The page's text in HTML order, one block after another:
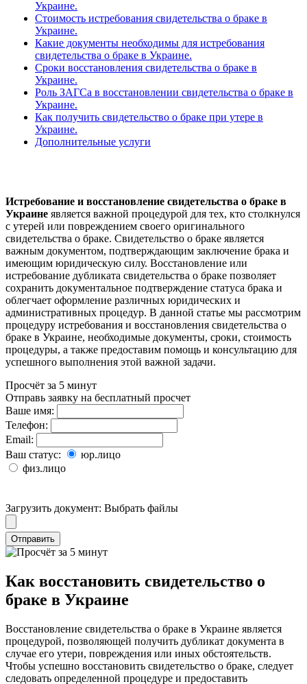
Украине.
Стоимость истребования свидетельства о браке в
Украине.
Какие документы необходимы для истребования
свидетельства о браке в Украине.
Сроки восстановления свидетельства о браке в
Украине.
Роль ЗАГСа в восстановлении свидетельства о браке в
Украине.
Как получить свидетельство о браке при утере в
Украине.
Дополнительные услуги
Истребование и восстановление свидетельства о браке в
Украине является важной процедурой для тех, кто столкнулся
с утерей или повреждением своего оригинального
свидетельства о браке. Свидетельство о браке является
важным документом, подтверждающим заключение брака и
имеющим юридическую силу. Восстановление или
истребование дубликата свидетельства о браке позволяет
сохранить документальное подтверждение статуса брака и
облегчает оформление различных юридических и
административных процедур. В данной статье мы рассмотрим
процедуру истребования и восстановления свидетельства о
браке в Украине, необходимые документы, сроки, стоимость
процедуры, а также предоставим помощь и консультацию для
успешного выполнения этой важной задачи.
Просчёт за 5 минут
Отправь заявку на бесплатный просчет
Ваше имя:
Телефон:
Email:
Ваш статус:
юр.лицо
физ.лицо
Загрузить документ: Выбрать файлы
Отправить
Как восстановить свидетельство о
браке в Украине
Восстановление свидетельства о браке в Украине является
процедурой, позволяющей получить дубликат документа в
случае его утери, повреждения или иных обстоятельств.
Чтобы успешно восстановить свидетельство о браке, следует
следовать определенной процедуре и предоставить